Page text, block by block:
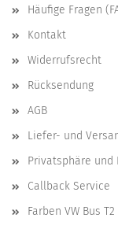
Häufige Fragen
Kontakt
Widerrufsrecht
Rücksendung
AGB
Liefer- und
Privatsphäre und
Callback Service
Farben VW Bus